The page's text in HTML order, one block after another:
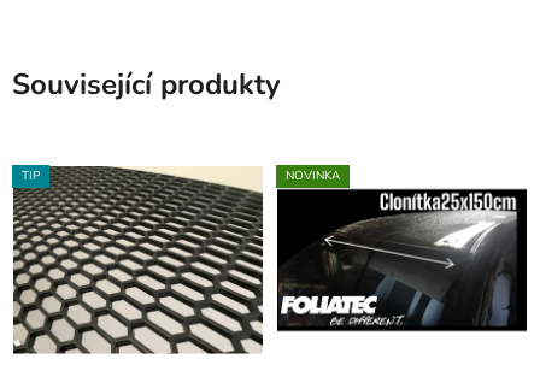
Související produkty
TIP NOVINKA